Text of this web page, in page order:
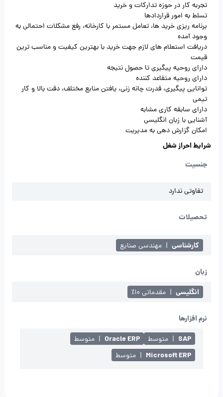
تجربه کار در حوزه تدارکات و خرید
تسلط به امور قراردادها
برنامه ریزی خرید ها، تعامل مستمر با کارخانه، رفع مشکلات احتمالی به
وجود آمده
دریافت استعلام های لازم جهت خرید با بهترین کیفیت و مناسب ترین
قیمت
دارای روحیه پیگیری تا حصول نتیجه
دارای روحیه متقاعد کننده
توانایی پیگیری، قدرت چانه زنی، یافتن منابع مختلف، دقت بالا و کار
تیمی
دارای سابقه کاری مشابه
آشنایی با زبان انگلیسی
امکان گزارش دهی به مدیریت
شرایط احراز شغل
جنسیت
تفاوتی ندارد
تحصیلات
کارشناسی | مهندسی صنایع
زبان
انگلیسی | مقدماتی ۱۰٪
نرم افزارها
SAP
| متوسط Oracle ERP
| متوسط
Microsoft ERP
| متوسط